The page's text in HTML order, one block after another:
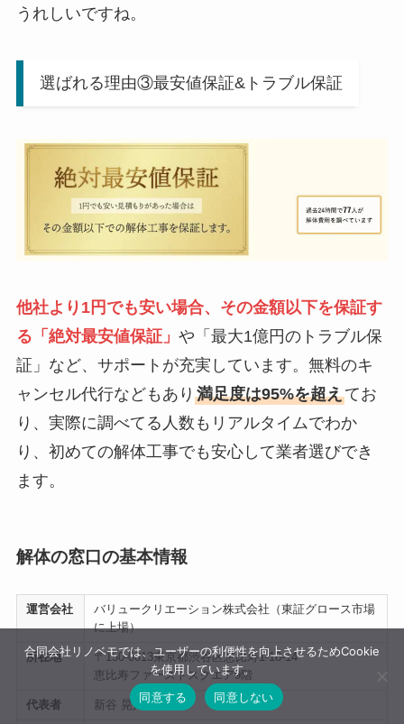
うれしいですね。
選ばれる理由③最安値保証&トラブル保証
他社より1円でも安い場合、その金額以下を保証す
る「絶対最安値保証」 や「最大1億円のトラブル保
証」など、サポートが充実しています。無料のキ
ャンセル代行などもあり 満足度は95%を超えてお
り、実際に調べてる人数もリアルタイムでわか
り、初めての解体工事でも安心して業者選びでき
ます。
解体の窓口の基本情報
運営会社
バリュークリエーション株式会社（東証グロース市場
に上場）
所在地
〒150-0013東京都渋谷区恵比寿1-18-14
恵比寿ファーストスクエア9階
代表者 新谷 晃人
合同会社リノベモでは、ユーザーの利便性を向上させるためCookie
を使用しています。
同意する
同意しない